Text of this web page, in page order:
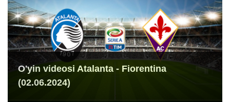
O'yin videosi Atalanta - Fiorentina
(02.06.2024)